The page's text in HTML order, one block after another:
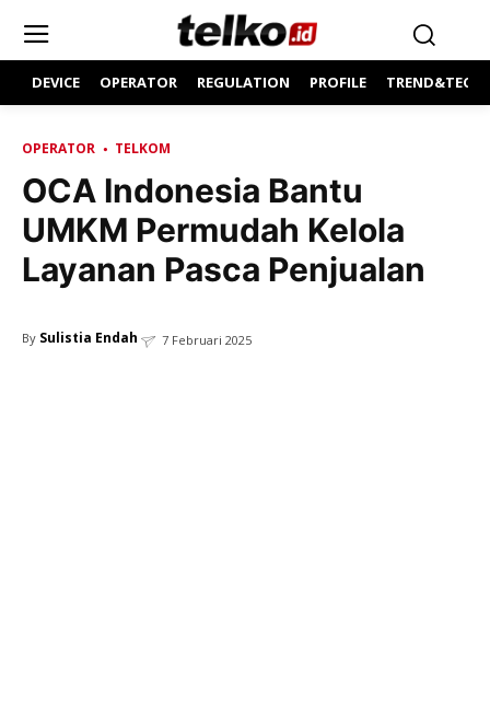
DEVICE OPERATOR REGULATION PROFILE
OPERATOR TELKOM
OCA Indonesia Bantu
UMKM Permudah Kelola
Layanan Pasca Penjualan
By Sulistia Endah 7 Februari 2025